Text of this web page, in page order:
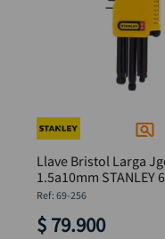
Llave Bristol Larga
1.5a10mm STANLEY
: 69-256
$ 79.900